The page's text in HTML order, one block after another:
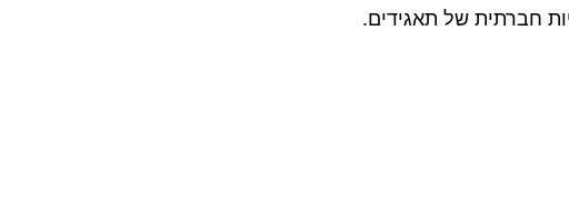
חברתית של תאגידים.